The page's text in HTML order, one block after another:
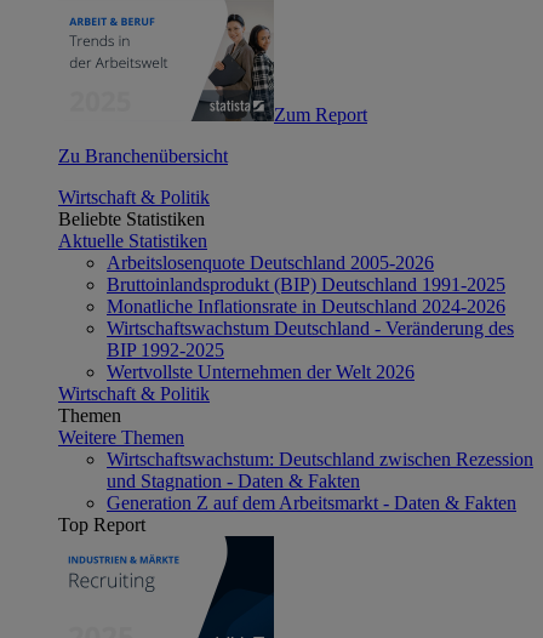
Zum Report
Zu Branchenübersicht
Wirtschaft & Politik
Beliebte Statistiken
Aktuelle Statistiken
Arbeitslosenquote Deutschland 2005-2026
Bruttoinlandsprodukt (BIP) Deutschland 1991-2025
Monatliche Inflationsrate in Deutschland 2024-2026
Wirtschaftswachstum Deutschland - Veränderung des
BIP 1992-2025
Wertvollste Unternehmen der Welt 2026
Wirtschaft & Politik
Themen
Weitere Themen
Wirtschaftswachstum: Deutschland zwischen Rezession
und Stagnation - Daten & Fakten
Generation Z auf dem Arbeitsmarkt - Daten & Fakten
Top Report